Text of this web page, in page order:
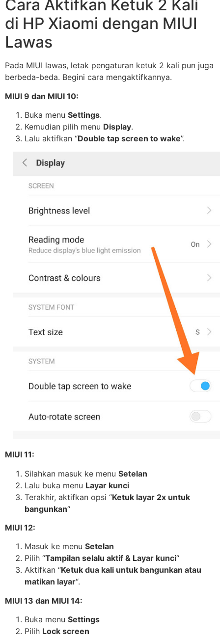
Cara Aktifkan Ketuk 2 Kali
di HP Xiaomi dengan MIUI
Lawas
Pada MIUI lawas, letak pengaturan ketuk 2 kali pun juga
berbeda-beda. Begini cara mengaktifkannya.
MIUI 9 dan MIUI 10:
Buka menu Settings.
Kemudian pilih menu Display.
Lalu aktifkan “Double tap screen to wake”.
MIUI 11:
Silahkan masuk ke menu Setelan
Lalu buka menu Layar kunci
Terakhir, aktifkan opsi “Ketuk layar 2x untuk
bangunkan“
MIUI 12:
Masuk ke menu Setelan
Pilih “Tampilan selalu aktif & Layar kunci“
Aktifkan “Ketuk dua kali untuk bangunkan atau
matikan layar“.
MIUI 13 dan MIUI 14:
Buka menu Settings
Pilih Lock screen